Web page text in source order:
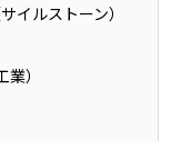
イルストーン）
）